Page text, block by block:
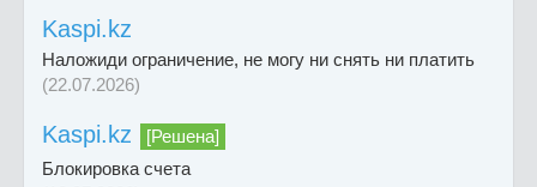
Kaspi.kz
Наложиди ограничение, не могу ни снять ни платить
(22.07.2026)
Kaspi.kz
[Решена]
Блокировка счета